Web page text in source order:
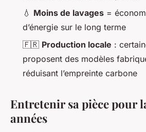
💧 Moins de lavages =
d’énergie sur le long terme
🇫🇷 Production locale :
proposent des modèles
réduisant l’empreinte carbone
Entretenir sa pièce pour
années